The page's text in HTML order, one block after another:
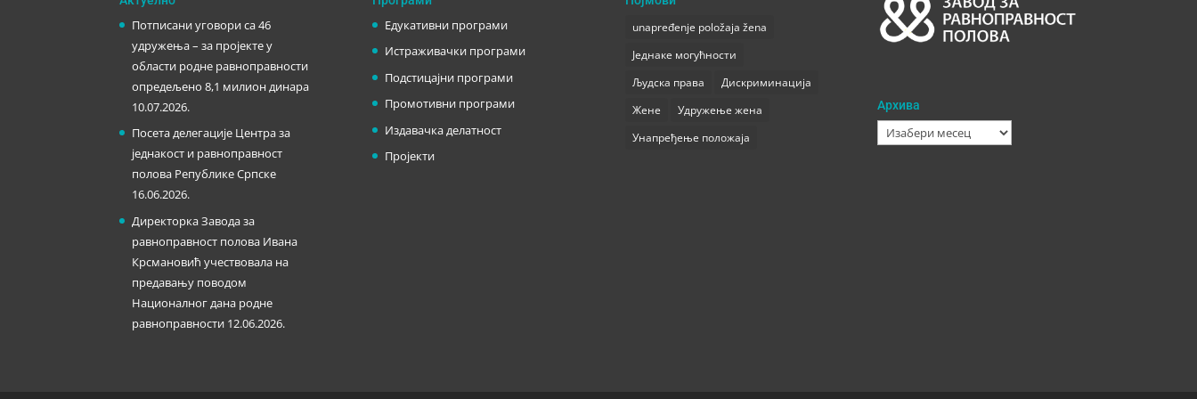
Потписани уговори са 46
удружења – за пројекте у
области родне равноправности
опредељено 8,1 милион динара
10.07.2026.
Посета делегације Центра за
једнакост и равноправност
полова Републике Српске
16.06.2026.
Директорка Завода за
равноправност полова Ивана
Крсмановић учествовала на
предавању поводом
Националног дана родне
равноправности 12.06.2026.
Едукативни програми
Истраживачки програми
Подстицајни програми
Промотивни програми
Издавачка делатност
Пројекти
unapređenje položaja žena
Једнаке могућности
Људска права
Дискриминација
Жене
Удружење жена
Унапређење положаја
Архива
Архива